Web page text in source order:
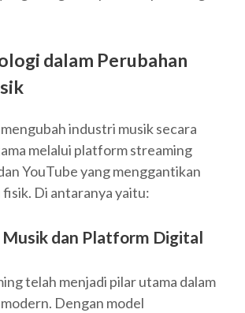
dalam Perubahan
industri musik secara
melalui platform streaming
YouTube yang menggantikan
Di antaranya yaitu:
Musik dan Platform Digital
telah menjadi pilar utama dalam
Dengan model